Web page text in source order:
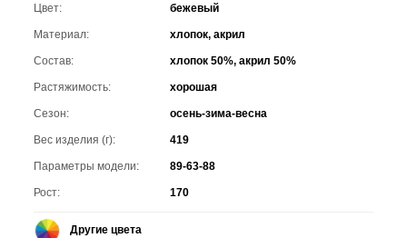
Цвет: бежевый
Материал: хлопок, акрил
Состав: хлопок 50%, акрил 50%
Растяжимость: хорошая
Сезон: осень-зима-весна
Вес изделия (г): 419
Параметры модели: 89-63-88
Рост: 170
Другие цвета